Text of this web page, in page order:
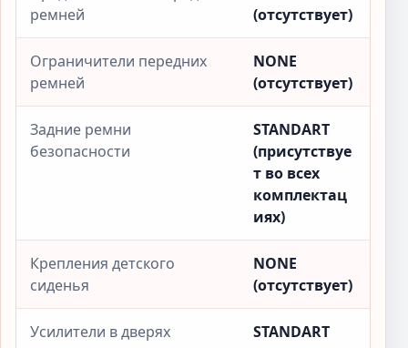
ремней
(отсутствует)
Ограничители передних
ремней
NONE
(отсутствует)
Задние ремни
безопасности
STANDART
(присутствуе
т во всех
комплектац
иях)
Крепления детского
сиденья
NONE
(отсутствует)
Усилители в дверях
STANDART